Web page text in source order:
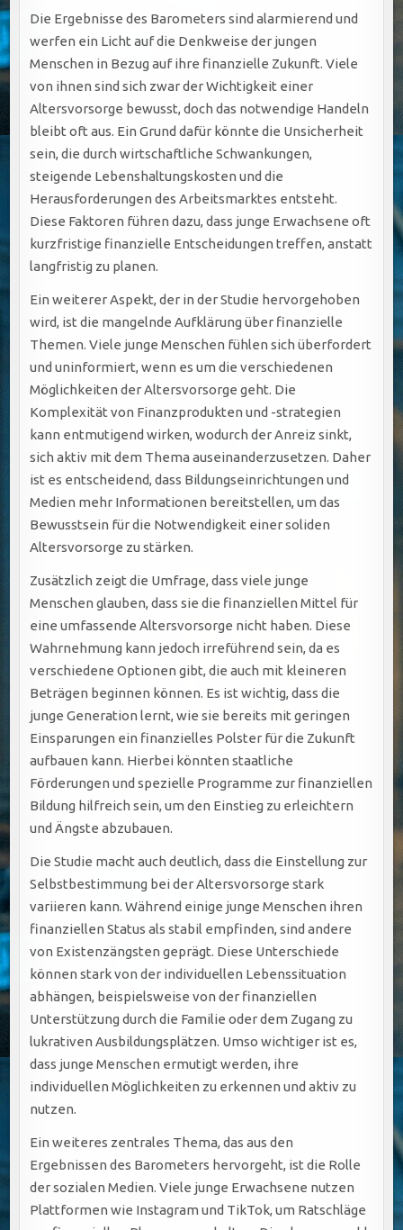
Die Ergebnisse des Barometers sind alarmierend und
werfen ein Licht auf die Denkweise der jungen
Menschen in Bezug auf ihre finanzielle Zukunft. Viele
von ihnen sind sich zwar der Wichtigkeit einer
Altersvorsorge bewusst, doch das notwendige Handeln
bleibt oft aus. Ein Grund dafür könnte die Unsicherheit
sein, die durch wirtschaftliche Schwankungen,
steigende Lebenshaltungskosten und die
Herausforderungen des Arbeitsmarktes entsteht.
Diese Faktoren führen dazu, dass junge Erwachsene oft
kurzfristige finanzielle Entscheidungen treffen, anstatt
langfristig zu planen.
Ein weiterer Aspekt, der in der Studie hervorgehoben
wird, ist die mangelnde Aufklärung über finanzielle
Themen. Viele junge Menschen fühlen sich überfordert
und uninformiert, wenn es um die verschiedenen
Möglichkeiten der Altersvorsorge geht. Die
Komplexität von Finanzprodukten und -strategien
kann entmutigend wirken, wodurch der Anreiz sinkt,
sich aktiv mit dem Thema auseinanderzusetzen. Daher
ist es entscheidend, dass Bildungseinrichtungen und
Medien mehr Informationen bereitstellen, um das
Bewusstsein für die Notwendigkeit einer soliden
Altersvorsorge zu stärken.
Zusätzlich zeigt die Umfrage, dass viele junge
Menschen glauben, dass sie die finanziellen Mittel für
eine umfassende Altersvorsorge nicht haben. Diese
Wahrnehmung kann jedoch irreführend sein, da es
verschiedene Optionen gibt, die auch mit kleineren
Beträgen beginnen können. Es ist wichtig, dass die
junge Generation lernt, wie sie bereits mit geringen
Einsparungen ein finanzielles Polster für die Zukunft
aufbauen kann. Hierbei könnten staatliche
Förderungen und spezielle Programme zur finanziellen
Bildung hilfreich sein, um den Einstieg zu erleichtern
und Ängste abzubauen.
Die Studie macht auch deutlich, dass die Einstellung zur
Selbstbestimmung bei der Altersvorsorge stark
variieren kann. Während einige junge Menschen ihren
finanziellen Status als stabil empfinden, sind andere
von Existenzängsten geprägt. Diese Unterschiede
können stark von der individuellen Lebenssituation
abhängen, beispielsweise von der finanziellen
Unterstützung durch die Familie oder dem Zugang zu
lukrativen Ausbildungsplätzen. Umso wichtiger ist es,
dass junge Menschen ermutigt werden, ihre
individuellen Möglichkeiten zu erkennen und aktiv zu
nutzen.
Ein weiteres zentrales Thema, das aus den
Ergebnissen des Barometers hervorgeht, ist die Rolle
der sozialen Medien. Viele junge Erwachsene nutzen
Plattformen wie Instagram und TikTok, um Ratschläge